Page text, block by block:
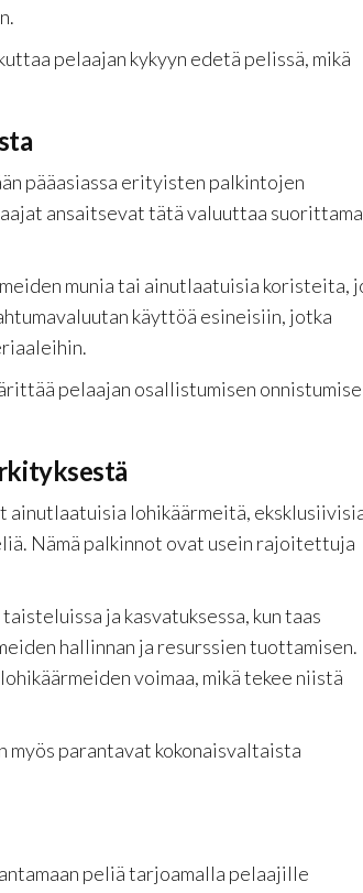
pelaajan kykyyn edetä pelissä, mikä
pääasiassa erityisten palkintojen
ansaitsevat tätä valuuttaa
munia tai ainutlaatuisia koristeita,
käyttöä esineisiin, jotka
pelaajan osallistumisen
lohikäärmeitä,
Nämä palkinnot ovat usein rajoitettuja
ja kasvatuksessa, kun taas
hallinnan ja resurssien tuottamisen.
voimaa, mikä tekee niistä
myös parantavat kokonaisvaltaista
peliä tarjoamalla pelaajille